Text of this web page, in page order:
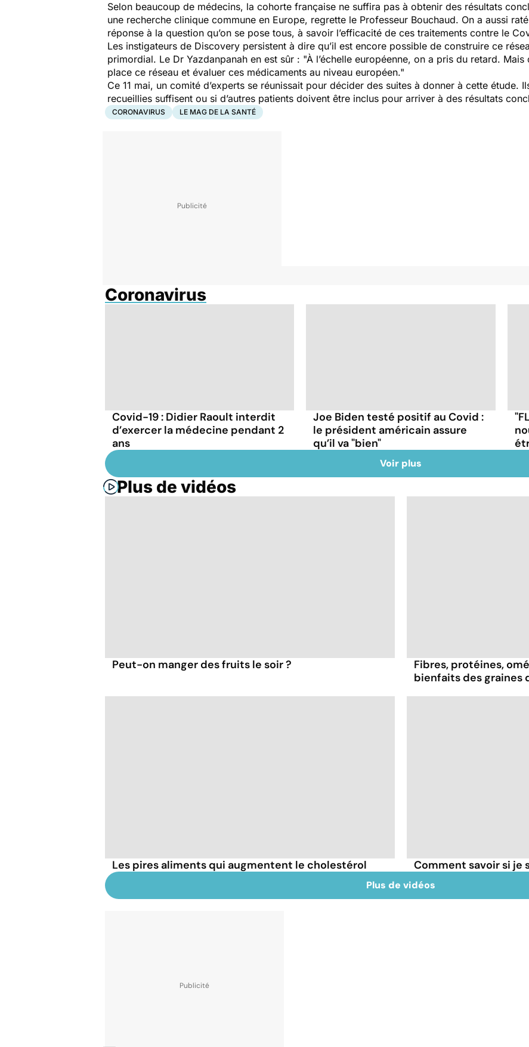
Selon beaucoup de médecins, la cohorte française ne suffira pas à obtenir des résultats
une recherche clinique commune en Europe, regrette le Professeur Bouchaud. On a aussi
réponse à la question qu’on se pose tous, à savoir l’efficacité de ces traitements contre le
Les instigateurs de Discovery persistent à dire qu’il est encore possible de construire ce
primordial. Le Dr Yazdanpanah en est sûr : "À l’échelle européenne, on a pris du retard.
place ce réseau et évaluer ces médicaments au niveau européen."
Ce 11 mai, un comité d’experts se réunissait pour décider des suites à donner à cette étude.
recueillies suffisent ou si d’autres patients doivent être inclus pour arriver à des résultats
CORONAVIRUS LE MAG DE LA SANTÉ
Coronavirus
Covid-19 : Didier Raoult interdit
d’exercer la médecine pendant 2
ans
Joe Biden testé positif au Covid :
le président américain assure
qu’il va "bien"
Voir plus
Plus de vidéos
Peut-on manger des fruits le soir ?
Fibres, protéines,
bienfaits des graines
Les pires aliments qui augmentent le cholestérol Comment savoir si je
Plus de vidéos